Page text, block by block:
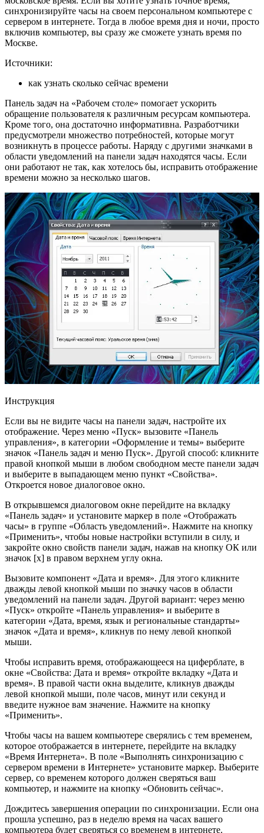
синхронизируйте часы на своем персональном компьютере с
сервером в интернете. Тогда в любое время дня и ночи, просто
включив компьютер, вы сразу же сможете узнать время по
Москве.
Источники:
как узнать сколько сейчас времени
Панель задач на «Рабочем столе» помогает ускорить
обращение пользователя к различным ресурсам компьютера.
Кроме того, она достаточно информативна. Разработчики
предусмотрели множество потребностей, которые могут
возникнуть в процессе работы. Наряду с другими значками в
области уведомлений на панели задач находятся часы. Если
они работают не так, как хотелось бы, исправить отображение
времени можно за несколько шагов.
Инструкция
Если вы не видите часы на панели задач, настройте их
отображение. Через меню «Пуск» вызовите «Панель
управления», в категории «Оформление и темы» выберите
значок «Панель задач и меню Пуск». Другой способ: кликните
правой кнопкой мыши в любом свободном месте панели задач
и выберите в выпадающем меню пункт «Свойства».
Откроется новое диалоговое окно.
В открывшемся диалоговом окне перейдите на вкладку
«Панель задач» и установите маркер в поле «Отображать
часы» в группе «Область уведомлений». Нажмите на кнопку
«Применить», чтобы новые настройки вступили в силу, и
закройте окно свойств панели задач, нажав на кнопку ОК или
значок [х] в правом верхнем углу окна.
Вызовите компонент «Дата и время». Для этого кликните
дважды левой кнопкой мыши по значку часов в области
уведомлений на панели задач. Другой вариант: через меню
«Пуск» откройте «Панель управления» и выберите в
категории «Дата, время, язык и региональные стандарты»
значок «Дата и время», кликнув по нему левой кнопкой
мыши.
Чтобы исправить время, отображающееся на циферблате, в
окне «Свойства: Дата и время» откройте вкладку «Дата и
время». В правой части окна выделите, кликнув дважды
левой кнопкой мыши, поле часов, минут или секунд и
введите нужное вам значение. Нажмите на кнопку
«Применить».
Чтобы часы на вашем компьютере сверялись с тем временем,
которое отображается в интернете, перейдите на вкладку
«Время Интернета». В поле «Выполнять синхронизацию с
сервером времени в Интернете» установите маркер. Выберите
сервер, со временем которого должен сверяться ваш
компьютер, и нажмите на кнопку «Обновить сейчас».
Дождитесь завершения операции по синхронизации. Если она
прошла успешно, раз в неделю время на часах вашего
компьютера будет сверяться со временем в интернете.